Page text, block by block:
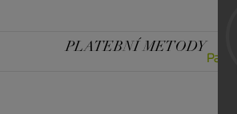
PLATEBNÍ METODY